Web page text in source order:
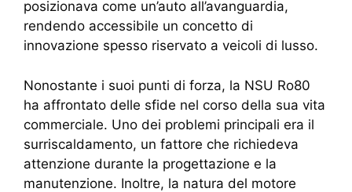
posizionava come un’auto all’avanguardia,
rendendo accessibile un concetto di
innovazione spesso riservato a veicoli di lusso.
Nonostante i suoi punti di forza, la NSU Ro80
ha affrontato delle sfide nel corso della sua vita
commerciale. Uno dei problemi principali era il
surriscaldamento, un fattore che richiedeva
attenzione durante la progettazione e la
manutenzione. Inoltre, la natura del motore